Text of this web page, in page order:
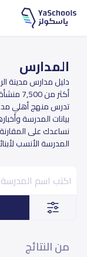
المدارس
أكثر
تدرس منهج أهلي
بيانات المدرسة
نساعدك على
المدرسة الأنسب
من النتائج